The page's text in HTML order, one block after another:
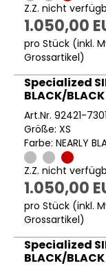
Z.Z. nicht
1.050,00
pro Stück (inkl.
Grossartikel)
Specialized
BLACK/BLACK
Art.Nr. 92421-7301
Größe: XS
Farbe: NEARLY
Z.Z. nicht
1.050,00
pro Stück (inkl.
Grossartikel)
Specialized
BLACK/BLACK